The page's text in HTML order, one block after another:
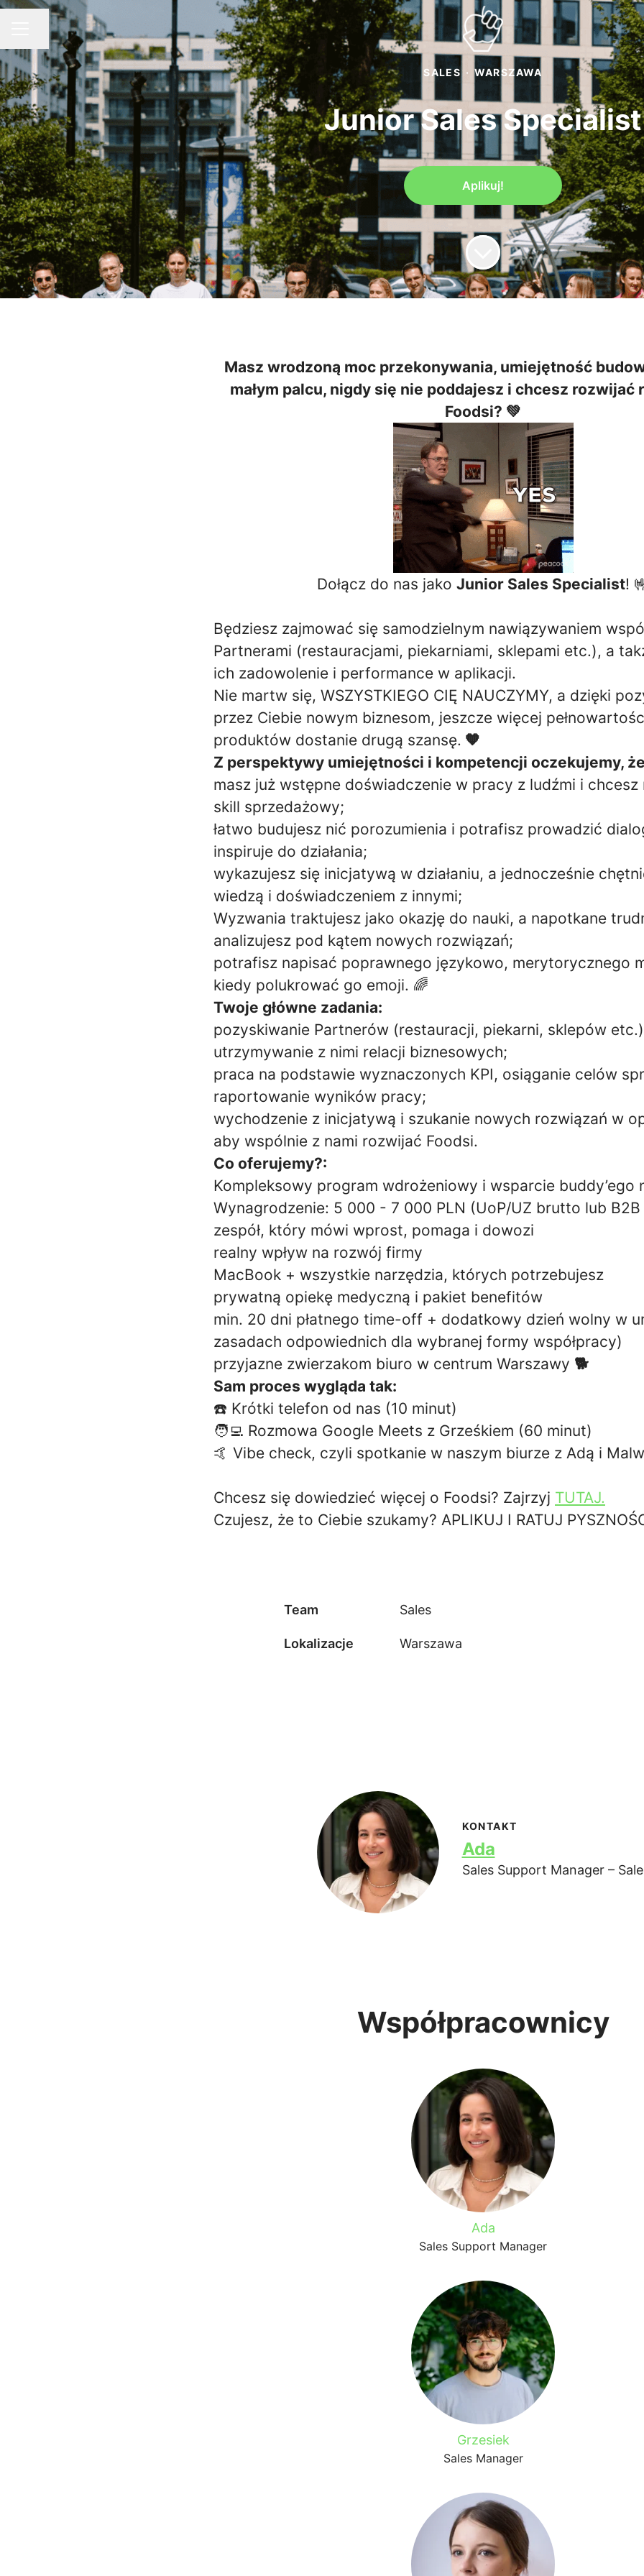
MENU KARIERY
Udostępnij stronę
SALES · WARSZAWA
Junior Sales Specialist
Aplikuj!
Masz wrodzoną moc przekonywania, umiejętność
małym palcu, nigdy się nie poddajesz i chcesz rozwijać
Foodsi? 💚
Dołącz do nas jako Junior Sales Specialist!
Będziesz zajmować się samodzielnym nawiązywaniem
Partnerami (restauracjami, piekarniami, sklepami etc.), a
ich zadowolenie i performance w aplikacji.
Nie martw się, WSZYSTKIEGO CIĘ NAUCZYMY, a dzięki
przez Ciebie nowym biznesom, jeszcze więcej
produktów dostanie drugą szansę. 🧡
Z perspektywy umiejętności i kompetencji oczekujemy,
masz już wstępne doświadczenie w pracy z ludźmi i
skill sprzedażowy;
łatwo budujesz nić porozumienia i potrafisz prowadzić
inspiruje do działania;
wykazujesz się inicjatywą w działaniu, a jednocześnie
wiedzą i doświadczeniem z innymi;
Wyzwania traktujesz jako okazję do nauki, a napotkane
analizujesz pod kątem nowych rozwiązań;
potrafisz napisać poprawnego językowo, merytorycznego
kiedy polukrować go emoji. 🌈
Twoje główne zadania:
pozyskiwanie Partnerów (restauracji, piekarni, sklepów
utrzymywanie z nimi relacji biznesowych;
praca na podstawie wyznaczonych KPI, osiąganie celów
raportowanie wyników pracy;
wychodzenie z inicjatywą i szukanie nowych rozwiązań w
aby wspólnie z nami rozwijać Foodsi.
Co oferujemy?:
Kompleksowy program wdrożeniowy i wsparcie buddy’ego
Wynagrodzenie: 5 000 - 7 000 PLN (UoP/UZ brutto lub
zespół, który mówi wprost, pomaga i dowozi
realny wpływ na rozwój firmy
MacBook + wszystkie narzędzia, których potrzebujesz
prywatną opiekę medyczną i pakiet benefitów
min. 20 dni płatnego time-off + dodatkowy dzień wolny w
zasadach odpowiednich dla wybranej formy współpracy)
przyjazne zwierzakom biuro w centrum Warszawy 🐕
Sam proces wygląda tak:
☎️ Krótki telefon od nas (10 minut)
🧑‍💻 Rozmowa Google Meets z Grześkiem (60 minut)
🤙 Vibe check, czyli spotkanie w naszym biurze z Adą i
Chcesz się dowiedzieć więcej o Foodsi? Zajrzyj TUTAJ.
Czujesz, że to Ciebie szukamy? APLIKUJ I RATUJ
Team Sales
Lokalizacje Warszawa
KONTAKT
Ada
Sales Support Manager –
Współpracownicy
Ada
Sales Support Manager
Grzesiek
Sales Manager